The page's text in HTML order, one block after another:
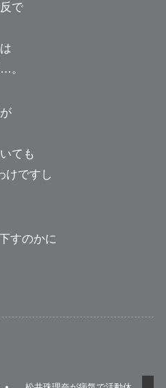
で
。
ても
けですし
すのかに